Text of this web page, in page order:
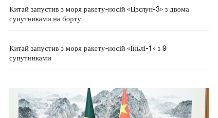
Китай запустив з моря ракету-носій «Цзєлун-3» з двома
супутниками на борту
Китай запустив з моря ракету-носій «Їньлі-1» з 9
супутниками